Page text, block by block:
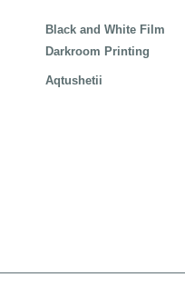
Black and White Film
Darkroom Printing
Aqtushetii